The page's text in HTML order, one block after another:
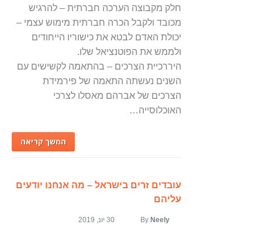
חלק מקבוצה הערכה חברתית – להרגיש
מכובד ולקבל הכרה חברתית מימוש עצמי –
יכולת האדם לבטא את כישוריו הייחודים
ולממש את הפוטנציאל שלו.
היררכיית הצרכים – בהתאמה לקשישים עם
השנים נעשתה התאמה של פירמידת
הצרכים של אברהם מאסלו לצרכי
האוכלוסייה…
המשך קריאה
עובדים זרים בישראל – מה אנחנו יודעים
עליהם
By Neely 30 יונ, 2019